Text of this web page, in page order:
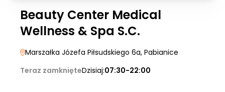
Beauty Center Medical
Wellness & Spa S.C.
Marszałka Józefa Piłsudskiego 6a, Pabianice
Teraz zamknięteDzisiaj:07:30-22:00